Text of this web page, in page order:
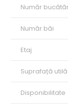
Număr
Număr băi
Etaj
Suprafață utilă
Disponibilitate